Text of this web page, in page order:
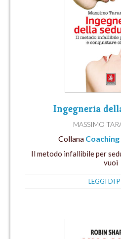
Ingegneria
MASSIMO
Collana
Il metodo infallibile per
vuoi
LEGGI DI